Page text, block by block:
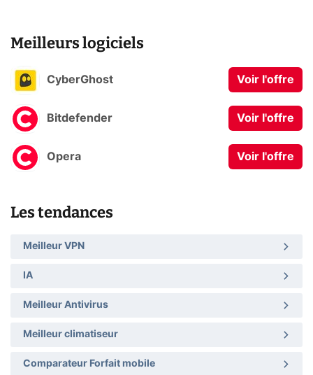
Meilleurs logiciels
CyberGhost Voir l'offre
Bitdefender Voir l'offre
Opera Voir l'offre
Les tendances
Meilleur VPN
IA
Meilleur Antivirus
Meilleur climatiseur
Comparateur Forfait mobile